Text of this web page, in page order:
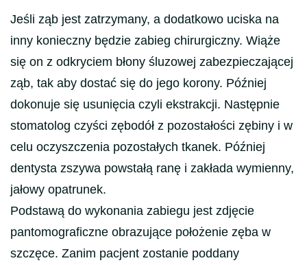
Jeśli ząb jest zatrzymany, a dodatkowo uciska na
inny konieczny będzie zabieg chirurgiczny. Wiąże
się on z odkryciem błony śluzowej zabezpieczającej
ząb, tak aby dostać się do jego korony. Później
dokonuje się usunięcia czyli ekstrakcji. Następnie
stomatolog czyści zębodół z pozostałości zębiny i w
celu oczyszczenia pozostałych tkanek. Później
dentysta zszywa powstałą ranę i zakłada wymienny,
jałowy opatrunek.
Podstawą do wykonania zabiegu jest zdjęcie
pantomograficzne obrazujące położenie zęba w
szczęce. Zanim pacjent zostanie poddany